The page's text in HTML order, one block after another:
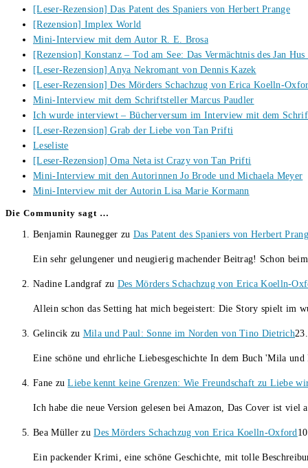
[Leser-Rezension] Das Patent des Spaniers von Herbert Prange
[Rezension] Implex World
Mini-Interview mit dem Autor R. E. Brosa
[Rezension] Konstanz – Tod am See: Das Vermächtnis des Jan
[Leser-Rezension] Anya Nekromant von Dennis Kazek
[Leser-Rezension] Des Mörders Schachzug von Erica Koelln-
Mini-Interview mit dem Schriftsteller Marcus Paudler
Ich wurde interviewt – Bücherversum im Interview mit dem
[Leser-Rezension] Grab der Liebe von Tan Prifti
Leseliste
[Leser-Rezension] Oma Neta ist Crazy von Tan Prifti
Mini-Interview mit den Autorinnen Jo Brode und Michaela Meyer
Mini-Interview mit der Autorin Lisa Marie Kormann
Die Community sagt …
Benjamin Raunegger zu Das Patent des Spaniers von Herbert
Ein sehr gelungener und neugierig machender Beitrag! Schon
Nadine Landgraf zu Des Mörders Schachzug von Erica Koelln-
Allein schon das Setting hat mich begeistert: Die Story spielt im
Gelincik zu Mila und Paul: Sonne im Norden von Tino Dietrich
Eine schöne und ehrliche Liebesgeschichte In dem Buch 'Mila
Fane zuLiebe kennt keine Grenzen: Wie Freundschaft zu Liebe
Ich habe die neue Version gelesen bei Amazon, Das Cover ist
Bea Müller zuDes Mörders Schachzug von Erica Koelln-Oxford
Ein packender Krimi, eine schöne Geschichte, mit tolle